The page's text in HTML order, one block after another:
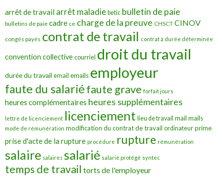
arrêt de travail arrêt maladie betic bulletin de paie
bulletins de paie cadre ce charge de la preuve CHSCT CINOV
congés payés contrat de travail contrat à durée déterminée
convention collective courriel droit du travail
durée du travail email emails employeur
faute du salariéfaute grave forfait jours
heures complémentaires heures supplémentaires
lettre de licenciement licenciement lieu de travail mail mails
mode de rémunération modification du contrat de travail ordinateur prime
prise d'acte de la rupture procédure rupture rémunération
salaire salaires salarié salarié protégé syntec
temps de travail torts de l'employeur